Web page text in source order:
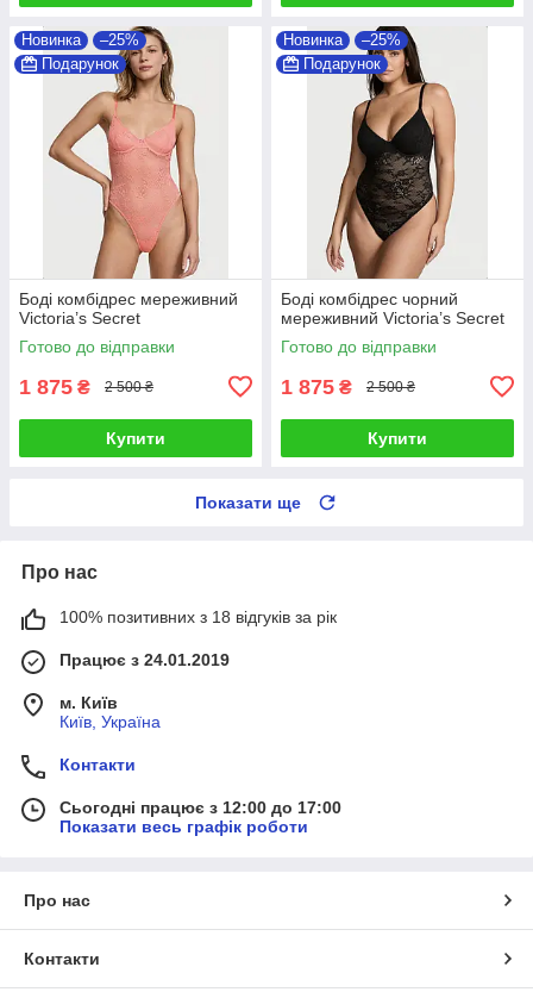
Новинка
–25%
Подарунок
Боді комбідрес мереживний
Victoria’s Secret
Готово до відправки
1 875 ₴ 2 500 ₴
Купити
Новинка
–25%
Подарунок
Боді комбідрес чорний
мереживний Victoria’s Secret
Готово до відправки
1 875 ₴ 2 500 ₴
Купити
Показати ще
Про нас
100% позитивних з 18 відгуків за рік
Працює з 24.01.2019
м. Київ
Київ, Україна
Контакти
Сьогодні працює з 12:00 до 17:00
Показати весь графік роботи
Про нас
Контакти